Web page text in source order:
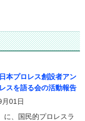
本プロレス創設者アン
スを語る会の活動報告
01日
に、国民的プロレスラ